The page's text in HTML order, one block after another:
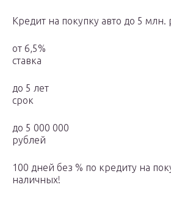
Кредит на покупку авто до 5 млн.
от 6,5%
ставка
до 5 лет
срок
до 5 000 000
рублей
100 дней без % по кредиту на
наличных!